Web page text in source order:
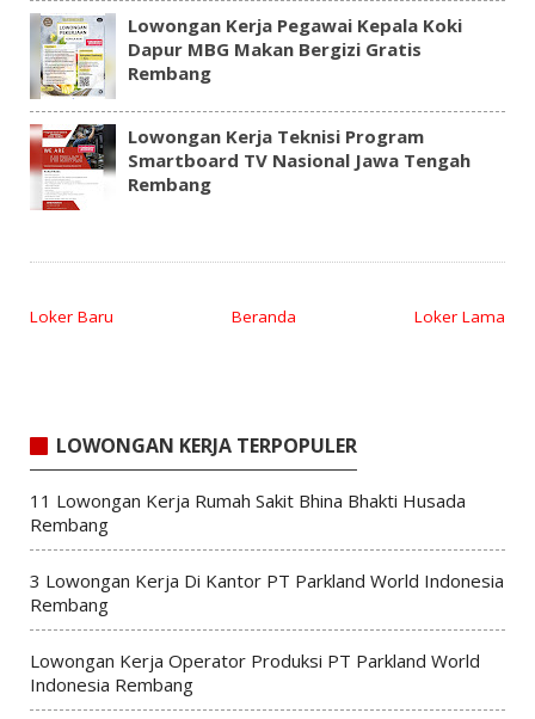
Lowongan Kerja Pegawai Kepala Koki
Dapur MBG Makan Bergizi Gratis
Rembang
Lowongan Kerja Teknisi Program
Smartboard TV Nasional Jawa Tengah
Rembang
Loker Baru Loker Lama
Beranda
LOWONGAN KERJA TERPOPULER
11 Lowongan Kerja Rumah Sakit Bhina Bhakti Husada
Rembang
3 Lowongan Kerja Di Kantor PT Parkland World Indonesia
Rembang
Lowongan Kerja Operator Produksi PT Parkland World
Indonesia Rembang